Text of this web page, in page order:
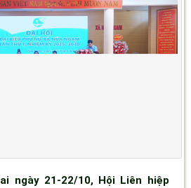
ngày 21-22/10, Hội Liên hiệp